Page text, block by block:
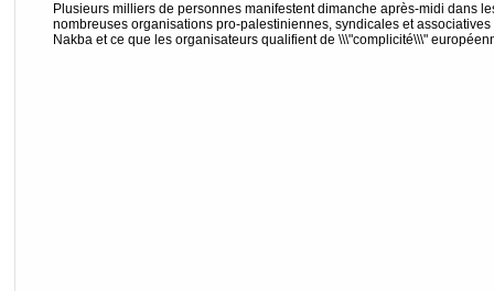
Plusieurs milliers de personnes manifestent dimanche après-midi dans
nombreuses organisations pro-palestiniennes, syndicales et
Nakba et ce que les organisateurs qualifient de \\\"complicité\\\"